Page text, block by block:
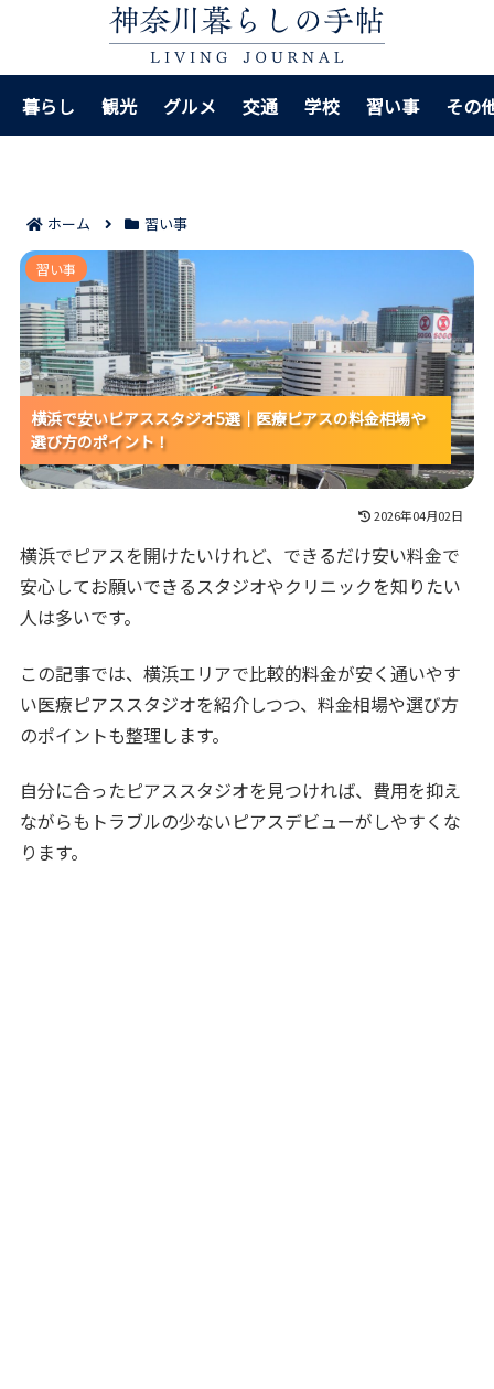
暮らし 観光 グルメ 交通 学校 習い事 その
ホーム 習い事
横浜で安いピアススタジオ5選｜医療ピアスの料金相場
や選び方のポイント！
横浜で安いピアススタジオ5選｜医療ピアスの料金相場や
選び方のポイント！
横浜で安いピアススタジオ5選｜医療ピアスの料金相場や
選び方のポイント！
横浜で安いピアススタジオ5選｜医療ピアスの料金相場や
選び方のポイント！
習い事
2026年04月02日
横浜でピアスを開けたいけれど、できるだけ安い料金で
安心してお願いできるスタジオやクリニックを知りたい
人は多いです。
この記事では、横浜エリアで比較的料金が安く通いやす
い医療ピアススタジオを紹介しつつ、料金相場や選び方
のポイントも整理します。
自分に合ったピアススタジオを見つければ、費用を抑え
ながらもトラブルの少ないピアスデビューがしやすくな
ります。